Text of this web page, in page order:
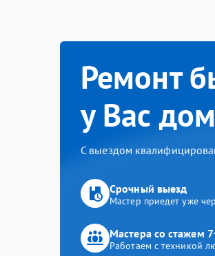
Ремонт
у Вас
С выездом
Срочный выезд
Мастер приедет уже
Мастера со стажем
Работаем с техникой